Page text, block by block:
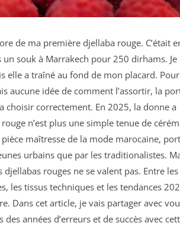
de ma première djellaba rouge. C’était
souk à Marrakech pour 250 dirhams. Je
elle a traîné au fond de mon placard.
aucune idée de comment l’assortir, la
choisir correctement. En 2025, la donne a
n’est plus une simple tenue de
pièce maîtresse de la mode marocaine,
urbains que par les traditionalistes.
rouges ne se valent pas. Entre les
les tissus techniques et les tendances
Dans cet article, je vais partager avec
des années d’erreurs et de succès avec